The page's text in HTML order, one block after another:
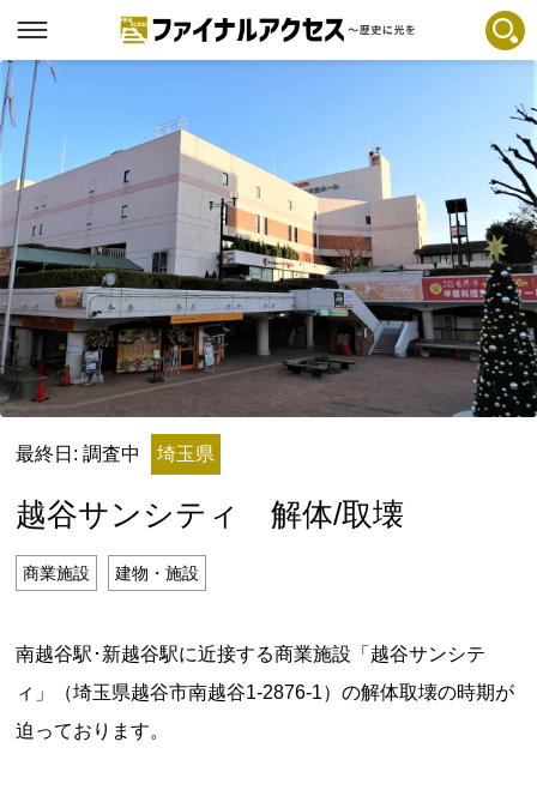
注目コンテンツ 一覧
ファイナルアクセスとは
メディアの編集方針とコンテンツポリシー
プライバシーポリシー
お問合せ
免責事項
不具合・報告事項
記事掲載基準
Special Thanks
フリーワードで探す
最終日: 調査中 埼玉県
越谷サンシティ 解体/取壊
商業施設 建物・施設
南越谷駅･新越谷駅に近接する商業施設「越谷サンシテ
ィ」（埼玉県越谷市南越谷1-2876-1）の解体取壊の時期が
迫っております。